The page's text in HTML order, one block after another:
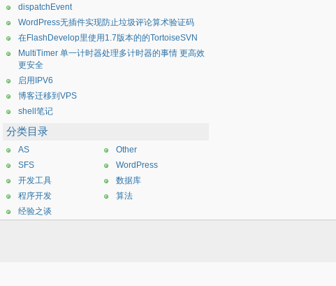
dispatchEvent
WordPress无插件实现防止垃圾评论算术验证码
在FlashDevelop里使用1.7版本的的TortoiseSVN
MultiTimer 单一计时器处理多计时器的事情 更高效
更安全
启用IPV6
博客迁移到VPS
shell笔记
分类目录
AS
Other
SFS
WordPress
开发工具
数据库
程序开发
算法
经验之谈